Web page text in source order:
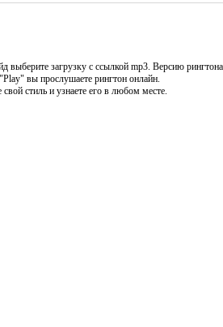
выберите загрузку с ссылкой mp3. Версию
вы прослушаете рингтон онлайн.
стиль и узнаете его в любом месте.